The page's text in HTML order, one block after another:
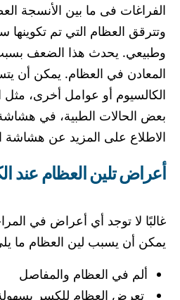
الفراغات فى ما بين الأنسجة
وتترقق العظام التي تم
وطبيعي. يحدث هذا الضعف
المعادن في العظام. يمكن أن
الكالسيوم أو عوامل أخرى، مثل
بعض الحالات الطبية، في
الاطلاع على المزيد عن هشاشة
أعراض تلين العظام عند
غالبًا لا توجد أي أعراض في
يمكن أن يسبب لين العظام ما
ألم في العظام والمفاصل
تعرض العظام للكسر